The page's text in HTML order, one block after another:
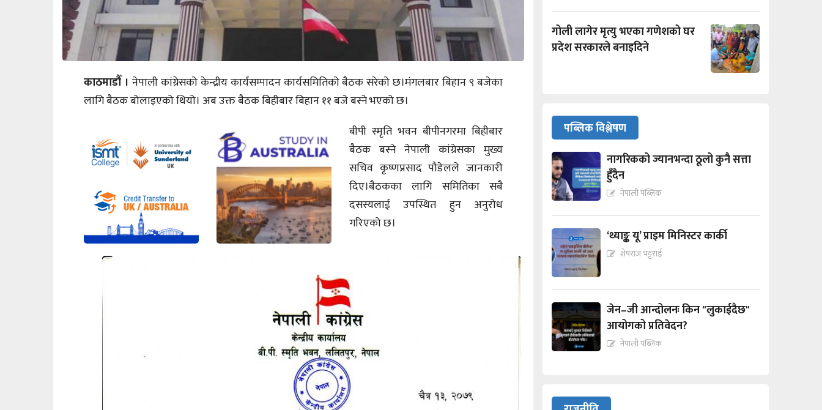
काठमाडौँ । नेपाली कांग्रेसको केन्द्रीय कार्यसम्पादन कार्यसमितिको बैठक सरेको छ।मंगलबार बिहान ९ बजेका
लागि बैठक बोलाइएको थियो। अब उक्त बैठक बिहीबार बिहान ११ बजे बस्ने भएको छ।
बीपी स्मृति भवन बीपीनगरमा बिहीबार
बैठक बस्ने नेपाली कांग्रेसका मुख्य
सचिव कृष्णप्रसाद पौडेलले जानकारी
दिए।बैठकका लागि समितिका सबै
दसस्यलाई उपस्थित हुन अनुरोध
गरिएको छ।
गोली लागेर मृत्यु भएका गणेशको घर
प्रदेश सरकारले बनाइदिने
पब्लिक विश्लेषण
नागरिकको ज्यानभन्दा ठूलो कुनै सत्ता
हुँदैन
नेपाली पब्लिक
‘थ्याङ्क यू’ प्राइम मिनिस्टर कार्की
शेषराज भट्टराई
जेन–जी आन्दोलनः किन "लुकाईदैछ"
आयोगको प्रतिवेदन?
नेपाली पब्लिक